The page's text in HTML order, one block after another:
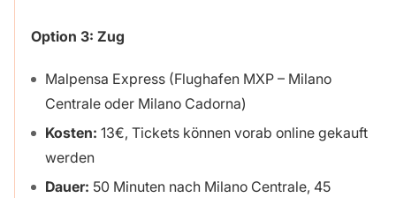
Option 3: Zug
Malpensa Express (Flughafen MXP – Milano
Centrale oder Milano Cadorna)
Kosten: 13€, Tickets können vorab online gekauft
werden
Dauer: 50 Minuten nach Milano Centrale, 45